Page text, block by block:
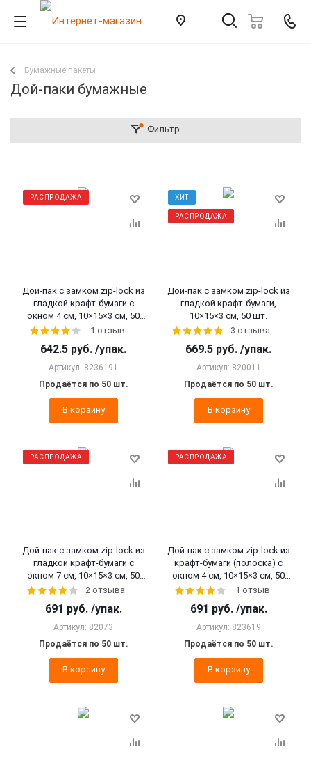
Бумажные пакеты
Дой-паки бумажные
Фильтр
РАСПРОДАЖА
Дой-пак с замком zip-lock из
гладкой крафт-бумаги с
окном 4 см, 10×15×3 cм, 50
шт. 1 отзыв
642.5 руб. /упак.
Артикул: 8236191
Продаётся по 50 шт.
В корзину
ХИТ
РАСПРОДАЖА
Дой-пак с замком zip-lock из
гладкой крафт-бумаги,
10×15×3 cм, 50 шт.
3 отзыва
669.5 руб. /упак.
Артикул: 820011
Продаётся по 50 шт.
В корзину
РАСПРОДАЖА
Дой-пак с замком zip-lock из
гладкой крафт-бумаги с
окном 7 см, 10×15×3 cм, 50
шт.2 отзыва
691 руб. /упак.
Артикул: 82073
Продаётся по 50 шт.
В корзину
РАСПРОДАЖА
Дой-пак с замком zip-lock из
крафт-бумаги (полоска) с
окном 4 см, 10×15×3 cм, 50
шт. 1 отзыв
691 руб. /упак.
Артикул: 823619
Продаётся по 50 шт.
В корзину